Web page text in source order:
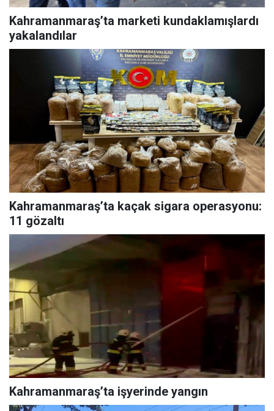
Kahramanmaraş’ta marketi kundaklamışlardı
yakalandılar
Kahramanmaraş’ta kaçak sigara operasyonu:
11 gözaltı
Kahramanmaraş’ta işyerinde yangın